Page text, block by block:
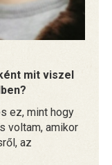
mit viszel
ez, mint hogy
voltam, amikor
az